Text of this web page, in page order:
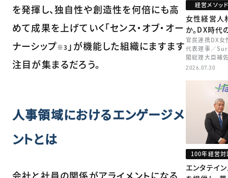
を発揮し、独自性や創造性を何倍にも高
めて成果を上げていく「センス・オブ・オー
ナーシップ※3 」が機能した組織にますます
注目が集まるだろう。
人事領域におけるエンゲージメ
ントとは
経営メソッ
女性経営人
か。DX時
官民連携DX女
代表理事／
閣総理大臣補
矢田 稚子
2026.07.30
100年経営対
エンタテイ